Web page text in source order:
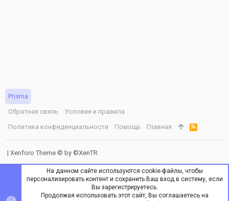
Prisma
Обратная связь
Условия и правила
Политика конфиденциальности
Помощь Главная
R
S
S
| Xenforo Theme © by ©XenTR
На данном сайте используются cookie-файлы, чтобы
персонализировать контент и сохранить Ваш вход в систему, если
Вы зарегистрируетесь.
Продолжая использовать этот сайт, Вы соглашаетесь на